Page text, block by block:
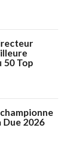
50 Top
Due 2026